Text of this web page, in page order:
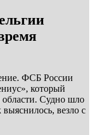
ФСБ России
который
Судно шло
везло с